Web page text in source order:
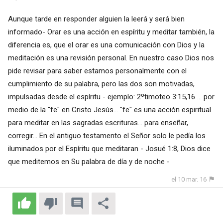
Aunque tarde en responder alguien la leerá y será bien
informado- Orar es una acción en espíritu y meditar también, la
diferencia es, que el orar es una comunicación con Dios y la
meditación es una revisión personal. En nuestro caso Dios nos
pide revisar para saber estamos personalmente con el
cumplimiento de su palabra, pero las dos son motivadas,
impulsadas desde el espíritu - ejemplo: 2ºtimoteo 3:15,16 ... por
medio de la "fe" en Cristo Jesús... "fe" es una acción espiritual
para meditar en las sagradas escrituras... para enseñar,
corregir... En el antiguo testamento el Señor solo le pedía los
iluminados por el Espíritu que meditaran - Josué 1:8, Dios dice
que meditemos en Su palabra de día y de noche -
el 10 mar. 16